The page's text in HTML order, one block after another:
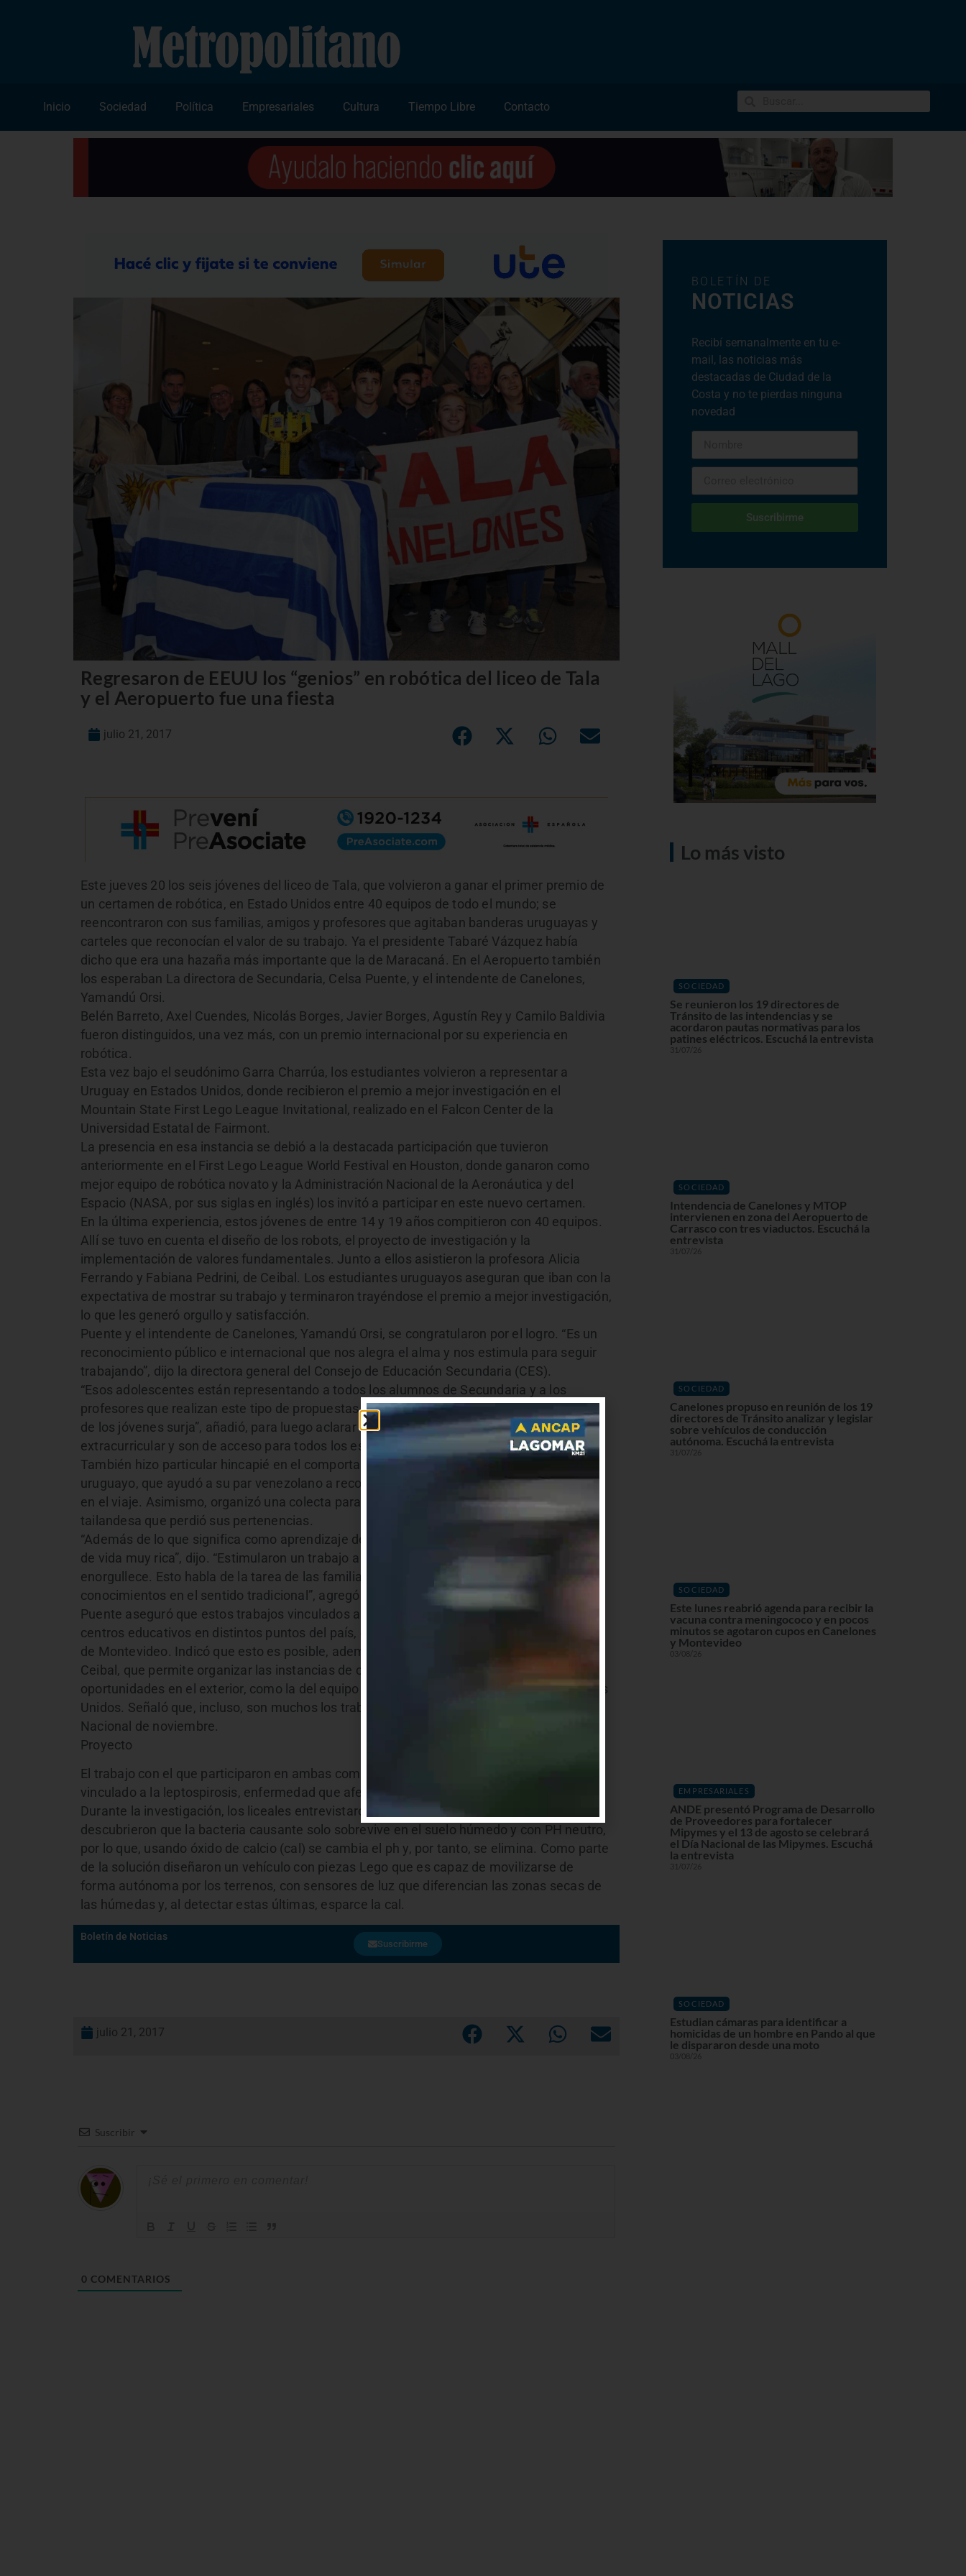
Inicio Sociedad Política Empresariales Cultura Tiempo Libre Contacto
Regresaron de EEUU los “genios” en robótica del liceo de Tala
y el Aeropuerto fue una fiesta
julio 21, 2017
Este jueves 20 los seis jóvenes del liceo de Tala, que volvieron a ganar el primer premio de
un certamen de robótica, en Estado Unidos entre 40 equipos de todo el mundo; se
reencontraron con sus familias, amigos y profesores que agitaban banderas uruguayas y
carteles que reconocían el valor de su trabajo. Ya el presidente Tabaré Vázquez había
dicho que era una hazaña más importante que la de Maracaná. En el Aeropuerto también
los esperaban La directora de Secundaria, Celsa Puente, y el intendente de Canelones,
Yamandú Orsi.
Belén Barreto, Axel Cuendes, Nicolás Borges, Javier Borges, Agustín Rey y Camilo Baldivia
fueron distinguidos, una vez más, con un premio internacional por su experiencia en
robótica.
Esta vez bajo el seudónimo Garra Charrúa, los estudiantes volvieron a representar a
Uruguay en Estados Unidos, donde recibieron el premio a mejor investigación en el
Mountain State First Lego League Invitational, realizado en el Falcon Center de la
Universidad Estatal de Fairmont.
La presencia en esa instancia se debió a la destacada participación que tuvieron
anteriormente en el First Lego League World Festival en Houston, donde ganaron como
mejor equipo de robótica novato y la Administración Nacional de la Aeronáutica y del
Espacio (NASA, por sus siglas en inglés) los invitó a participar en este nuevo certamen.
En la última experiencia, estos jóvenes de entre 14 y 19 años compitieron con 40 equipos.
Allí se tuvo en cuenta el diseño de los robots, el proyecto de investigación y la
implementación de valores fundamentales. Junto a ellos asistieron la profesora Alicia
Ferrando y Fabiana Pedrini, de Ceibal. Los estudiantes uruguayos aseguran que iban con la
expectativa de mostrar su trabajo y terminaron trayéndose el premio a mejor investigación,
lo que les generó orgullo y satisfacción.
Puente y el intendente de Canelones, Yamandú Orsi, se congratularon por el logro. “Es un
reconocimiento público e internacional que nos alegra el alma y nos estimula para seguir
trabajando”, dijo la directora general del Consejo de Educación Secundaria (CES).
“Esos adolescentes están representando a todos los alumnos de Secundaria y a los
profesores que realizan este tipo de propuestas y que permiten que lo mejor de cada uno
de los jóvenes surja”, añadió, para luego aclarar que los talleres se realizan en forma
extracurricular y son de acceso para todos los estudiantes más allá del perfil académico.
También hizo particular hincapié en el comportamiento solidario y generoso del equipo
uruguayo, que ayudó a su par venezolano a reconstruir su proyecto, que se había dañado
en el viaje. Asimismo, organizó una colecta para solventar los gastos de la delegación
tailandesa que perdió sus pertenencias.
“Además de lo que significa como aprendizaje desde el conocimiento, es una experiencia
de vida muy rica”, dijo. “Estimularon un trabajo a nivel humano que emociona, gratifica y
enorgullece. Esto habla de la tarea de las familias y del liceo, más allá de la adquisición de
conocimientos en el sentido tradicional”, agregó.
Puente aseguró que estos trabajos vinculados a la robótica se replican cada vez en más
centros educativos en distintos puntos del país, como en Rivera, San Luis, Casupá y varios
de Montevideo. Indicó que esto es posible, además, por la “sintonía” que existe con el Plan
Ceibal, que permite organizar las instancias de carácter local y nacional y, luego, las
oportunidades en el exterior, como la del equipo de Tala, que recogió sus frutos en Estados
Unidos. Señaló que, incluso, son muchos los trabajos que ya clasificaron para la Olimpíada
Nacional de noviembre.
Proyecto
El trabajo con el que participaron en ambas competencias es el proyecto Pet Rescue Tala
vinculado a la leptospirosis, enfermedad que afecta tanto a animales como a humanos.
Durante la investigación, los liceales entrevistaron a profesionales en la materia y
descubrieron que la bacteria causante solo sobrevive en el suelo húmedo y con PH neutro,
por lo que, usando óxido de calcio (cal) se cambia el ph y, por tanto, se elimina. Como parte
de la solución diseñaron un vehículo con piezas Lego que es capaz de movilizarse de
forma autónoma por los terrenos, con sensores de luz que diferencian las zonas secas de
las húmedas y, al detectar estas últimas, esparce la cal.
Boletín de Noticias
Suscribirme
julio 21, 2017
Suscribir
0 COMENTARIOS
BOLETÍN DE
NOTICIAS
Recibí semanalmente en tu e-
mail, las noticias más
destacadas de Ciudad de la
Costa y no te pierdas ninguna
novedad
Suscribirme
Lo más visto
SOCIEDAD
Se reunieron los 19 directores de
Tránsito de las intendencias y se
acordaron pautas normativas para los
patines eléctricos. Escuchá la entrevista
31/07/26
SOCIEDAD
Intendencia de Canelones y MTOP
intervienen en zona del Aeropuerto de
Carrasco con tres viaductos. Escuchá la
entrevista
31/07/26
SOCIEDAD
Canelones propuso en reunión de los 19
directores de Tránsito analizar y legislar
sobre vehículos de conducción
autónoma. Escuchá la entrevista
31/07/26
SOCIEDAD
Este lunes reabrió agenda para recibir la
vacuna contra meningococo y en pocos
minutos se agotaron cupos en Canelones
y Montevideo
03/08/26
EMPRESARIALES
ANDE presentó Programa de Desarrollo
de Proveedores para fortalecer
Mipymes y el 13 de agosto se celebrará
el Día Nacional de las Mipymes. Escuchá
la entrevista
31/07/26
SOCIEDAD
Estudian cámaras para identificar a
homicidas de un hombre en Pando al que
le dispararon desde una moto
03/08/26